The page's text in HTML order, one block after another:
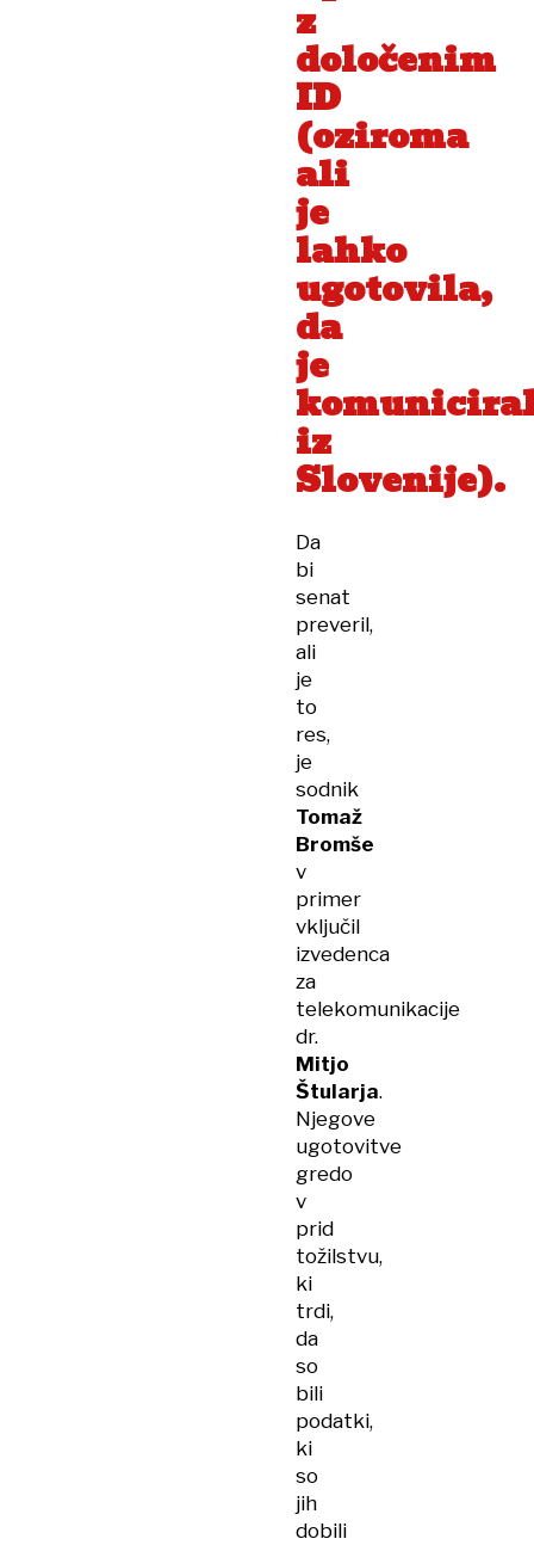
z
določenim
ID
(oziroma
ali
je
lahko
ugotovila,
da
je
iz
Slovenije).
Da
bi
senat
preveril,
ali
je
to
res,
je
sodnik
Tomaž
Bromše
v
primer
vključil
izvedenca
za
telekomunikacije
dr.
Mitjo
Štularja.
Njegove
ugotovitve
gredo
v
prid
tožilstvu,
ki
trdi,
da
so
bili
podatki,
ki
so
jih
dobili